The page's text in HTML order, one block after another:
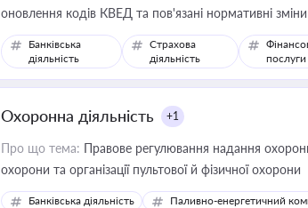
оновлення кодів КВЕД та пов'язані нормативні зміни
Банківська
діяльність
Страхова
діяльність
послуги
Охоронна діяльність +1
Про що тема: Правове регулювання надання
охорони та організації пультової й фізичної охорони
Банківська діяльність Паливно-енергетичний